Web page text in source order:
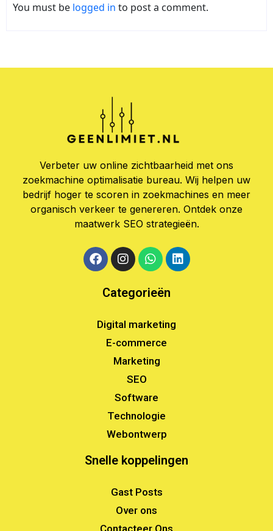
You must be logged in to post a comment.
Verbeter uw online zichtbaarheid met ons
zoekmachine optimalisatie bureau. Wij helpen uw
bedrijf hoger te scoren in zoekmachines en meer
organisch verkeer te genereren. Ontdek onze
maatwerk SEO strategieën.
Categorieën
Digital marketing
E-commerce
Marketing
SEO
Software
Technologie
Webontwerp
Snelle koppelingen
Gast Posts
Over ons